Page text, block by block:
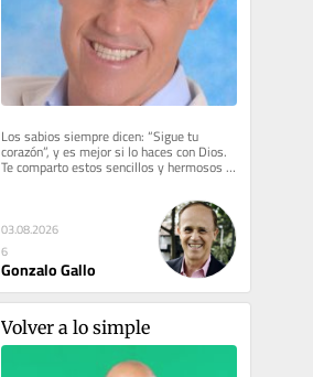
Los sabios siempre dicen: “Sigue tu
corazón”, y es mejor si lo haces con Dios.
Te comparto estos sencillos y hermosos
versos del escritor...
03.08.2026
6
Gonzalo Gallo
Volver a lo simple